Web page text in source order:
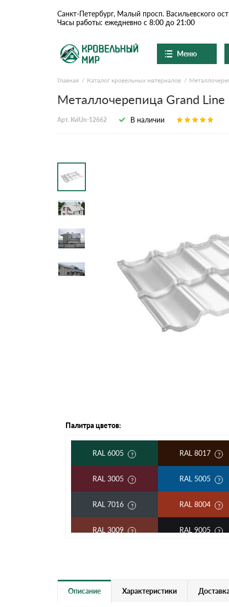
Санкт-Петербург, Малый просп. Васильевского
Часы работы: ежедневно с 8:00 до 21:00
Меню
Доставка и оплата
Акции
Отзывы
Документы
Контакты
Ондулин и шифер
Шифер
Шифер
Главная Каталог кровельных материалов
Металлочерепица Grand
Арт. KviUn-12662 В наличии
Палитра цветов:
RAL 6005 RAL 8017
RAL 3005 RAL 5005
RAL 7016 RAL 8004
RAL 3009 RAL 9005
RAL 6020
Описание Характеристики